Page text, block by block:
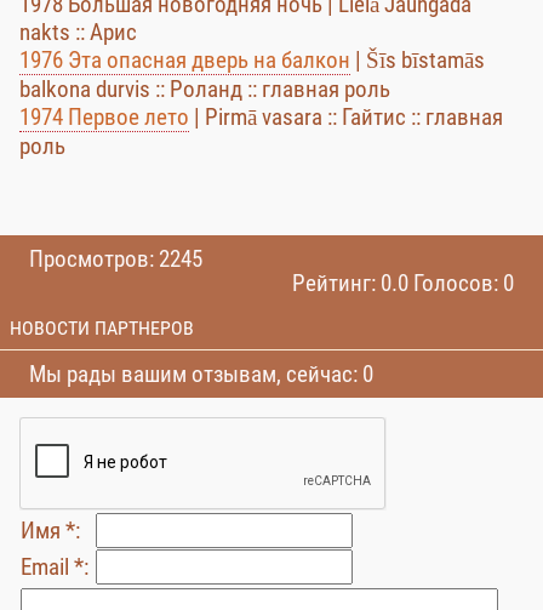
nakts :: Арис
1976 Эта опасная дверь на балкон | Šīs bīstamās
balkona durvis :: Роланд :: главная роль
1974 Первое лето | Pirmā vasara :: Гайтис :: главная
роль
Просмотров: 2245
Рейтинг: 0.0 Голосов: 0
НОВОСТИ ПАРТНЕРОВ
Мы рады вашим отзывам, сейчас: 0
Имя *:
Email *: